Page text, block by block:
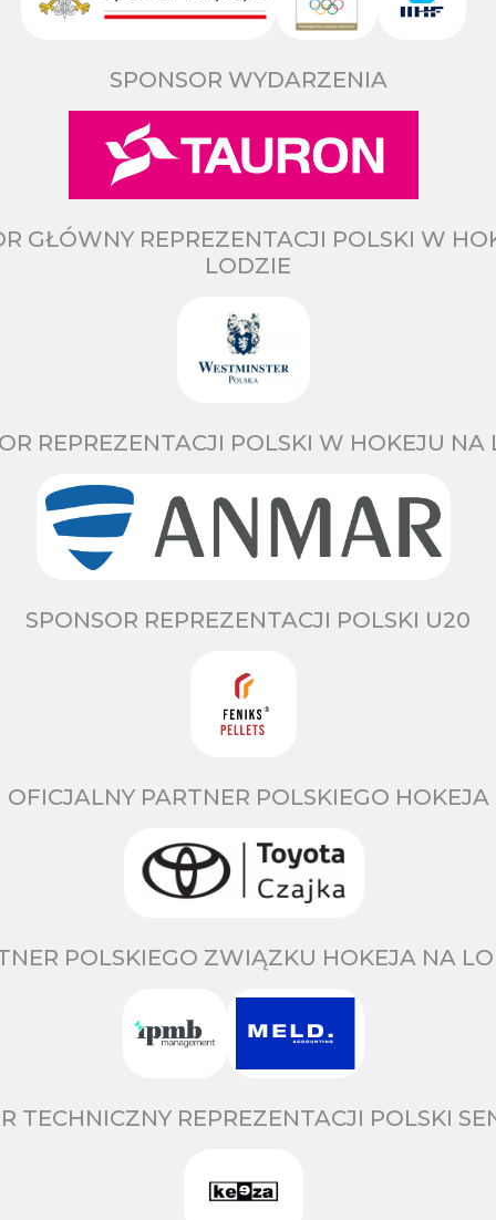
SPONSOR WYDARZENIA
GŁÓWNY REPREZENTACJI POLSKI W
LODZIE
REPREZENTACJI POLSKI W HOKEJU NA
SPONSOR REPREZENTACJI POLSKI U20
OFICJALNY PARTNER POLSKIEGO HOKEJA
POLSKIEGO ZWIĄZKU HOKEJA NA
TECHNICZNY REPREZENTACJI POLSKI